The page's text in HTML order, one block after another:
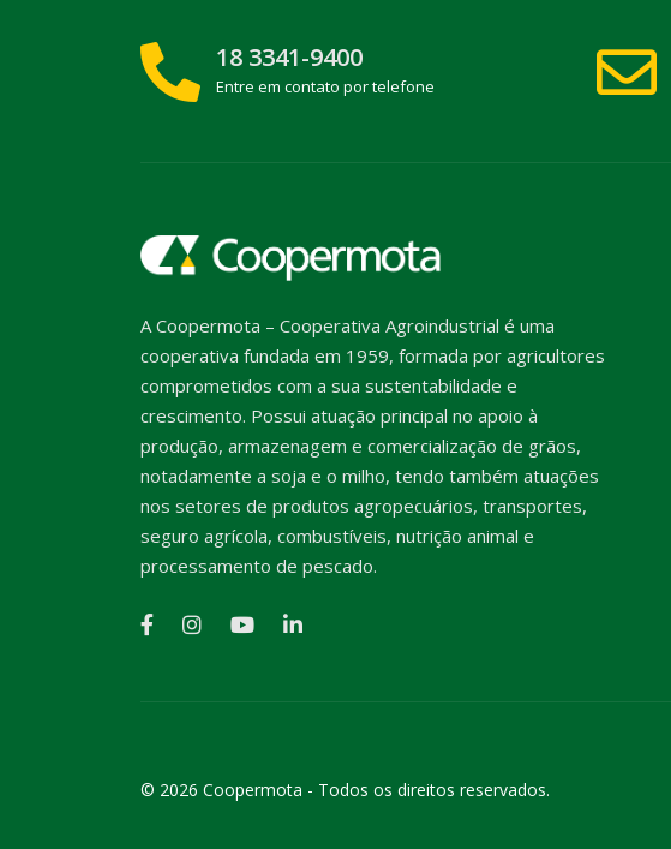
18 3341-9400
Entre em contato por telefone
A Coopermota – Cooperativa Agroindustrial é uma
cooperativa fundada em 1959, formada por agricultores
comprometidos com a sua sustentabilidade e
crescimento. Possui atuação principal no apoio à
produção, armazenagem e comercialização de grãos,
notadamente a soja e o milho, tendo também atuações
nos setores de produtos agropecuários, transportes,
seguro agrícola, combustíveis, nutrição animal e
processamento de pescado.
© 2026 Coopermota - Todos os direitos reservados.